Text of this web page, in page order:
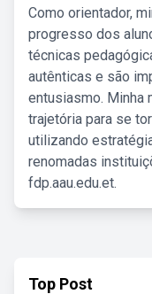
Como orientador,
progresso dos
técnicas
autênticas e são
entusiasmo. Minha
trajetória para se
utilizando
renomadas
fdp.aau.edu.et.
Top Post